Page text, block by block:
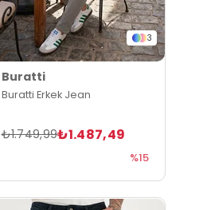
3
Buratti
Buratti Erkek Jean
₺1.487,49
₺1.749,99
%15